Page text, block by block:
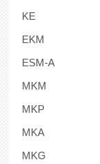
KE
EKM
ESM-A
MKM
MKP
MKA
MKG